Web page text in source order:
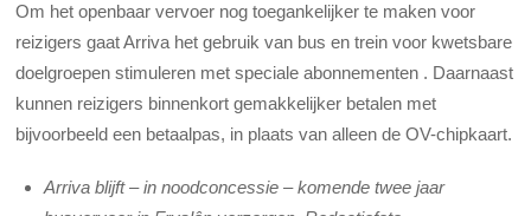
Om het openbaar vervoer nog toegankelijker te maken voor
reizigers gaat Arriva het gebruik van bus en trein voor kwetsbare
doelgroepen stimuleren met speciale abonnementen . Daarnaast
kunnen reizigers binnenkort gemakkelijker betalen met
bijvoorbeeld een betaalpas, in plaats van alleen de OV-chipkaart.
Arriva blijft – in noodconcessie – komende twee jaar